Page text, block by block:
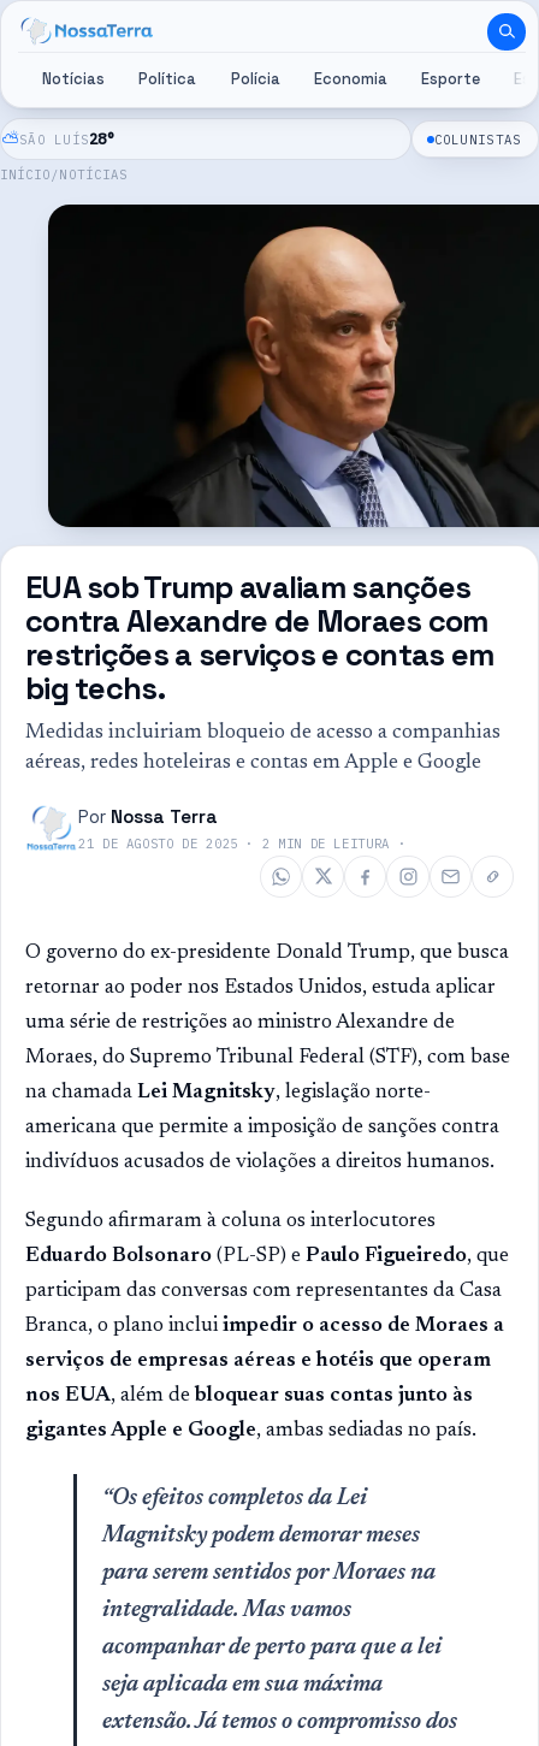
Pular para o conteúdo
Notícias Política Polícia Economia Esporte
⛅SÃO LUÍS28° COLUNISTAS
INÍCIO / NOTÍCIAS
EUA sob Trump avaliam sanções
contra Alexandre de Moraes com
restrições a serviços e contas em
big techs.
Medidas incluiriam bloqueio de acesso a companhias
aéreas, redes hoteleiras e contas em Apple e Google
Por Nossa Terra
21 DE AGOSTO DE 2025 · 2 MIN DE LEITURA ·
O governo do ex-presidente Donald Trump, que busca
retornar ao poder nos Estados Unidos, estuda aplicar
uma série de restrições ao ministro Alexandre de
Moraes, do Supremo Tribunal Federal (STF), com base
na chamada Lei Magnitsky, legislação norte-
americana que permite a imposição de sanções contra
indivíduos acusados de violações a direitos humanos.
Segundo afirmaram à coluna os interlocutores
Eduardo Bolsonaro (PL-SP) e Paulo Figueiredo, que
participam das conversas com representantes da Casa
Branca, o plano inclui impedir o acesso de Moraes a
serviços de empresas aéreas e hotéis que operam
nos EUA, além de bloquear suas contas junto às
gigantes Apple e Google, ambas sediadas no país.
“Os efeitos completos da Lei
Magnitsky podem demorar meses
para serem sentidos por Moraes na
integralidade. Mas vamos
acompanhar de perto para que a lei
seja aplicada em sua máxima
extensão. Já temos o compromisso dos